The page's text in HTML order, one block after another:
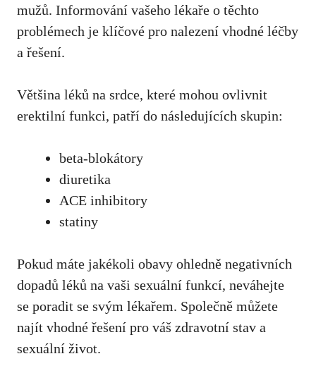
mužů. Informování vašeho lékaře o těchto
problémech je klíčové pro nalezení vhodné léčby
a řešení.
Většina léků na srdce, které mohou ovlivnit
erektilní funkci, patří do následujících skupin:
beta-blokátory
diuretika
ACE inhibitory
statiny
Pokud máte jakékoli obavy ohledně negativních
dopadů léků na vaši sexuální funkcí, neváhejte
se poradit se svým lékařem. Společně můžete
najít vhodné řešení pro váš zdravotní stav a
sexuální život.